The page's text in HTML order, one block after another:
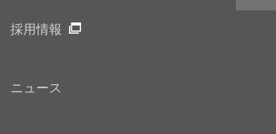
採用情報
ニュース